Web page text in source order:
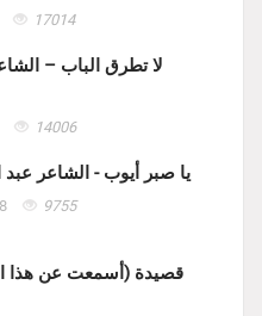
17014
لا تطرق الباب –
14006
يا صبر أيوب - الشاعر عبد
9755
قصيدة (أسمعت عن هذا